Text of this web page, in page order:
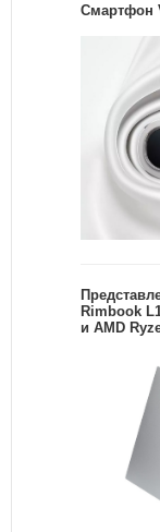
Смартфон
Rimbook
и AMD